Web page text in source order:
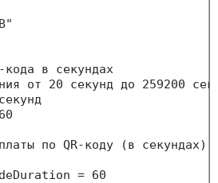
кода в секундах
от 20 секунд до 259200
по QR-коду (в секундах)
= 60